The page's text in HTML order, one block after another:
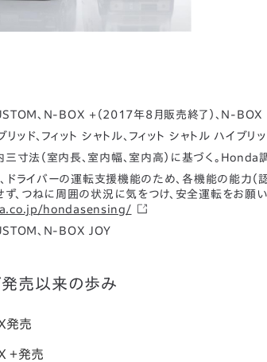
、N-BOX +（2017年8月販売終了）、N-
リッド、フィット シャトル、フィット シャトル ハイブ
寸法（室内長、室内幅、室内高）に基づく。Honda
ライバーの運転支援機能のため、各機能の能力（
、つねに周囲の状況に気をつけ、安全運転をお願
hondasensing/
、N-BOX JOY
売以来の歩み
発売
＋発売